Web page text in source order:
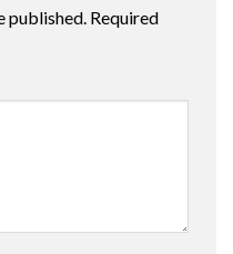
published. Required